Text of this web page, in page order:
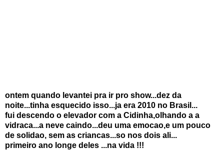
ontem quando levantei pra ir pro show...dez da
noite...tinha esquecido isso...ja era 2010 no Brasil...
fui descendo o elevador com a Cidinha,olhando a a
vidraca...a neve caindo...deu uma emocao,e um pouco
de solidao, sem as criancas...so nos dois ali...
primeiro ano longe deles ...na vida !!!